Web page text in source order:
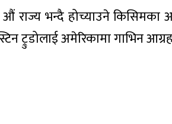
औं राज्य भन्दै होच्याउने
ट्रुडोलाई अमेरिकामा गाभिन